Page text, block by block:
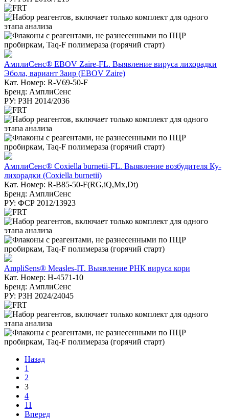
АмплиСенс® EBOV Zaire-FL. Выявление вируса лихорадки
Эбола, вариант Заир (EBOV Zaire)
Кат. Номер: R-V69-50-F
Бренд: АмплиСенс
РУ: РЗН 2014/2036
АмплиСенс® Coxiella burnetii-FL. Выявление возбудителя Ку-
лихорадки (Coxiella burnetii)
Кат. Номер: R-B85-50-F(RG,iQ,Mx,Dt)
Бренд: АмплиСенс
РУ: ФСР 2012/13923
AmpliSens® Measles-IT. Выявление РНК вируса кори
Кат. Номер: H-4571-10
Бренд: АмплиСенс
РУ: РЗН 2024/24045
Назад
1
2
3
4
11
Вперед